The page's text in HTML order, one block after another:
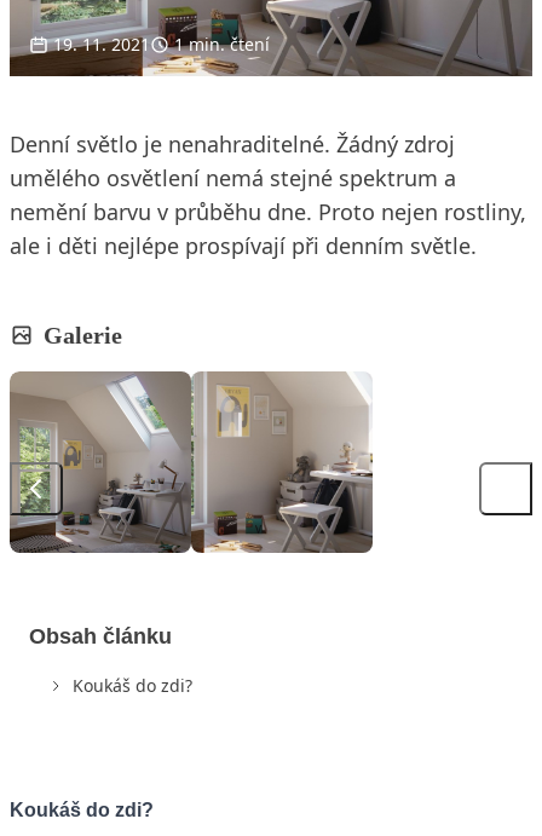
19. 11. 2021 1 min. čtení
Denní světlo je nenahraditelné. Žádný zdroj
umělého osvětlení nemá stejné spektrum a
nemění barvu v průběhu dne. Proto nejen rostliny,
ale i děti nejlépe prospívají při denním světle.
Galerie
Obsah článku
Koukáš do zdi?
Koukáš do zdi?